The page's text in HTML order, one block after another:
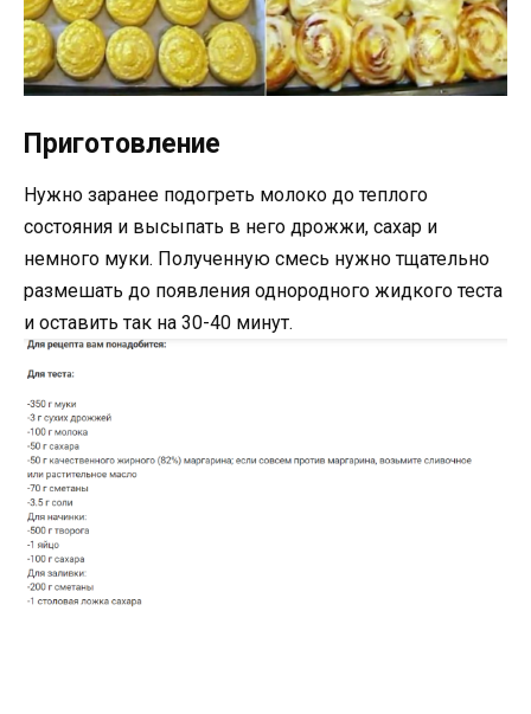
Приготовление
Нужно заранее подогреть молоко до теплого
состояния и высыпать в него дрожжи, сахар и
немного муки. Полученную смесь нужно тщательно
размешать до появления однородного жидкого теста
и оставить так на 30-40 минут.